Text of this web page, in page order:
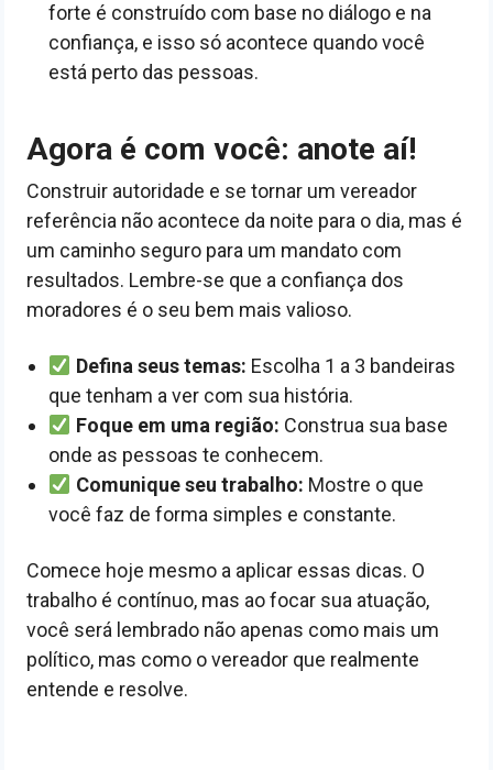
forte é construído com base no diálogo e na
confiança, e isso só acontece quando você
está perto das pessoas.
Agora é com você: anote aí!
Construir autoridade e se tornar um vereador
referência não acontece da noite para o dia, mas é
um caminho seguro para um mandato com
resultados. Lembre-se que a confiança dos
moradores é o seu bem mais valioso.
Defina seus temas: Escolha 1 a 3 bandeiras
que tenham a ver com sua história.
Foque em uma região: Construa sua base
onde as pessoas te conhecem.
Comunique seu trabalho: Mostre o que
você faz de forma simples e constante.
Comece hoje mesmo a aplicar essas dicas. O
trabalho é contínuo, mas ao focar sua atuação,
você será lembrado não apenas como mais um
político, mas como o vereador que realmente
entende e resolve.